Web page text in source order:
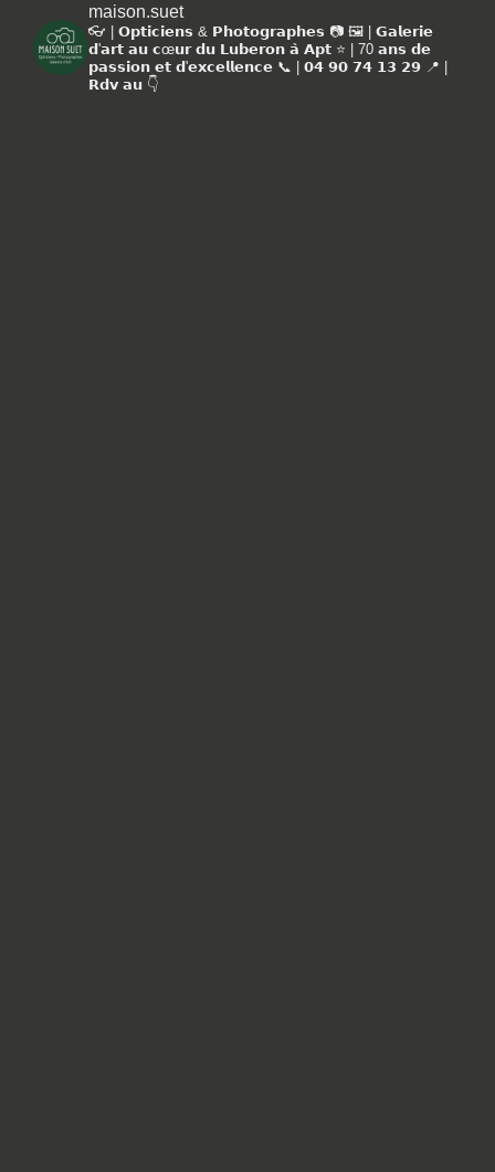
maison.suet
👓 | 𝗢𝗽𝘁𝗶𝗰𝗶𝗲𝗻𝘀 & 𝗣𝗵𝗼𝘁𝗼𝗴𝗿𝗮𝗽𝗵𝗲𝘀 📷 🖼️ | 𝗚𝗮𝗹𝗲𝗿𝗶𝗲
𝗱'𝗮𝗿𝘁 𝗮𝘂 𝗰œ𝘂𝗿 𝗱𝘂 𝗟𝘂𝗯𝗲𝗿𝗼𝗻 𝗮̀ 𝗔𝗽𝘁 ⭐️ | 70 𝗮𝗻𝘀 𝗱𝗲
𝗽𝗮𝘀𝘀𝗶𝗼𝗻 𝗲𝘁 𝗱'𝗲𝘅𝗰𝗲𝗹𝗹𝗲𝗻𝗰𝗲 📞 | 𝟬𝟰 𝟵𝟬 𝟳𝟰 𝟭𝟯 𝟮𝟵 📍 |
𝗥𝗱𝘃 𝗮𝘂 👇